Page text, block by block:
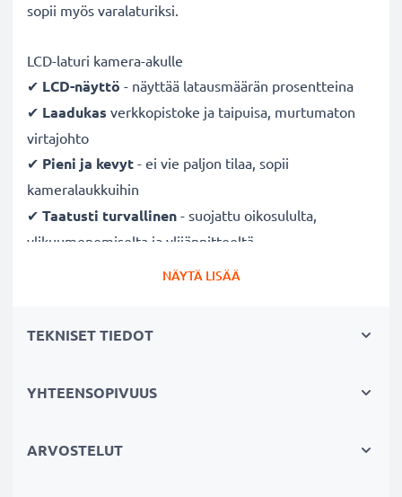
sopii myös varalaturiksi.
LCD-laturi kamera-akulle
✔ LCD-näyttö - näyttää latausmäärän prosentteina
✔ Laadukas verkkopistoke ja taipuisa, murtumaton
virtajohto
✔ Pieni ja kevyt - ei vie paljon tilaa, sopii
kameralaukkuihin
✔ Taatusti turvallinen - suojattu oikosululta,
ylikuumenemiselta ja ylijännitteeltä
tulojännite- 100V - 250V tulojännite
1 x 1000mAh akku:noin 2 tuntia
1 x 3000mAh akku:
NÄYTÄ LISÄÄ
TEKNISET TIEDOT
YHTEENSOPIVUUS
ARVOSTELUT